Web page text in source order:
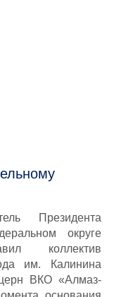
Президента
округе
коллектив
им. Калинина
ВКО «Алмаз-